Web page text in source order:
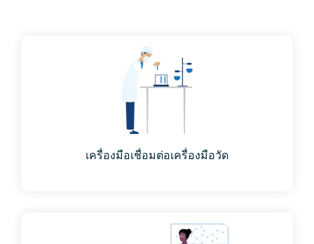
เครื่องมือเชื่อมต่อเครื่องมือวัด